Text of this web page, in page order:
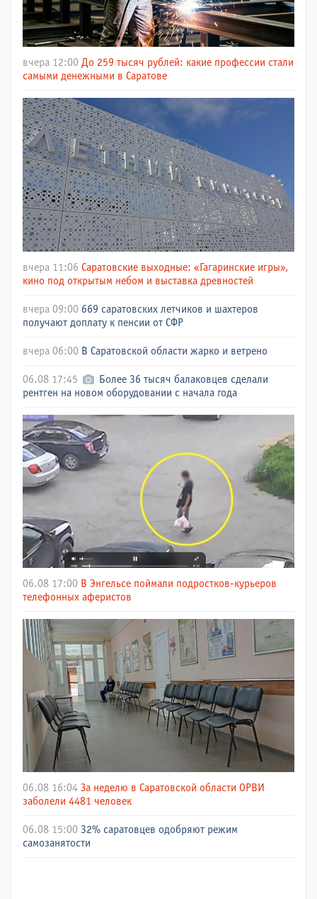
вчера 12:00 До 259 тысяч рублей: какие профессии стали
самыми денежными в Саратове
вчера 11:06 Саратовские выходные: «Гагаринские игры»,
кино под открытым небом и выставка древностей
вчера 09:00 669 саратовских летчиков и шахтеров
получают доплату к пенсии от СФР
вчера 06:00 В Саратовской области жарко и ветрено
06.08 17:45
Более 36 тысяч балаковцев сделали
рентген на новом оборудовании с начала года
06.08 17:00 В Энгельсе поймали подростков-курьеров
телефонных аферистов
06.08 16:04 За неделю в Саратовской области ОРВИ
заболели 4481 человек
06.08 15:00 32% саратовцев одобряют режим
самозанятости